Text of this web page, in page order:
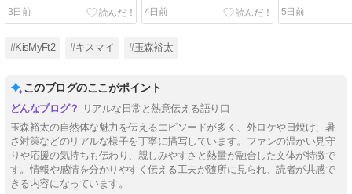
3日前
4日前
5日前
#KisMyFt2 #キスマイ #玉森裕太
このブログのここがポイント
リアルな日常と熱意伝える語り口
玉森裕太の自然体な魅力を伝えるエピソードが多く、外ロケや日焼け、暑
さ対策などのリアルな様子を丁寧に描写しています。ファンの温かい見守
りや応援の気持ちも伝わり、親しみやすさと熱量が融合した文体が特徴で
す。情報や感情を分かりやすく伝える工夫が随所に見られ、読者が共感で
きる内容になっています。